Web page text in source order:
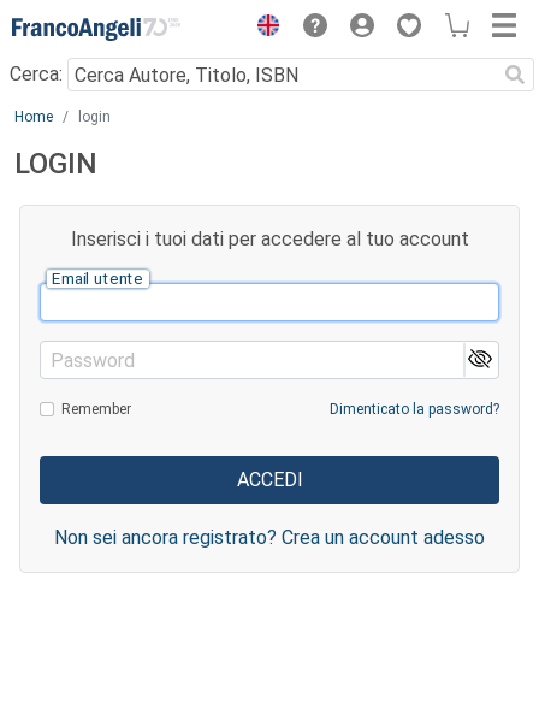
Menu
Cerca:
Main content
Home login
LOGIN
Inserisci i tuoi dati per accedere al tuo account
Email utente
Password
Remember Dimenticato la password?
Non sei ancora registrato? Crea un account adesso